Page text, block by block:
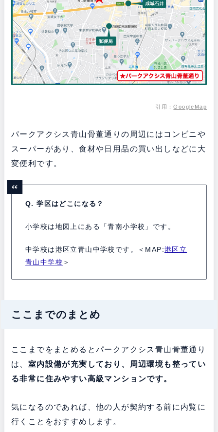
引用：GoogleMap
パークアクシス青山骨董通りの周辺にはコンビニや
スーパーがあり、食材や日用品の買い出しなどに大
変便利です。
Q. 学区はどこになる？
小学校は地図上にある「青南小学校」です。
中学校は港区立青山中学校です。＜MAP:港区立
青山中学校 ＞
ここまでのまとめ
ここまでをまとめるとパークアクシス青山骨董通り
は、 室内設備が充実しており、周辺環境も整ってい
る非常に住みやすい高級マンションです。
気になるのであれば、他の人が契約する前に内覧に
行くことをおすすめします。